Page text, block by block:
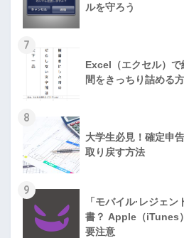
ルを守ろう
7
Excel（エクセル）
間をきっちり詰める
8
大学生必見！確定申
取り戻す方法
9
「モバイル·レジェ
書？ Apple（iTunes
要注意